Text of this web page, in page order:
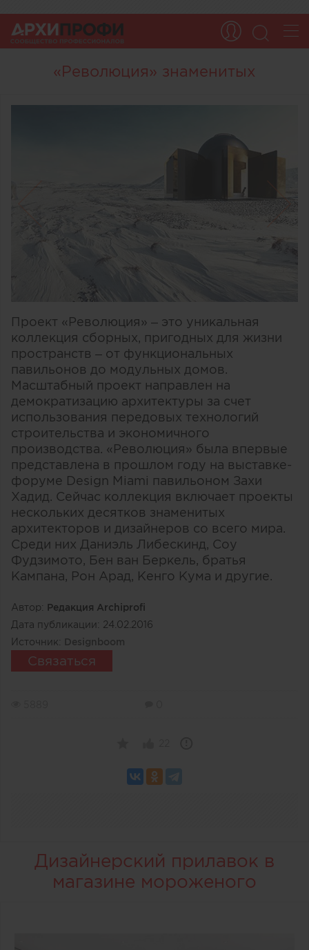
«Революция» знаменитых
Проект «Революция» – это уникальная
коллекция сборных, пригодных для жизни
пространств – от функциональных
павильонов до модульных домов.
Масштабный проект направлен на
демократизацию архитектуры за счет
использования передовых технологий
строительства и экономичного
производства. «Революция» была впервые
представлена в прошлом году на выставке-
форуме Design Miami павильоном Захи
Хадид. Сейчас коллекция включает проекты
нескольких десятков знаменитых
архитекторов и дизайнеров со всего мира.
Среди них Даниэль Либескинд, Соу
Фудзимото, Бен ван Беркель, братья
Кампана, Рон Арад, Кенго Кума и другие.
Автор: Редакция Archiprofi
Дата публикации: 24.02.2016
Источник: Designboom
Связаться
Дизайнерский прилавок в
магазине мороженого